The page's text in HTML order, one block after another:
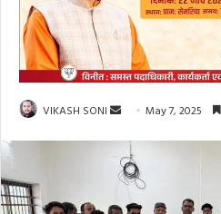
VIKASH SONI
Send
email
May 7, 2025